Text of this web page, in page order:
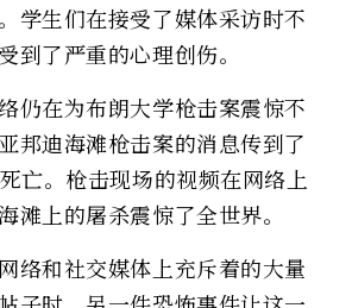
学生们在接受了媒体采访时不
到了严重的心理创伤。
仍在为布朗大学枪击案震惊不
邦迪海滩枪击案的消息传到了
亡。枪击现场的视频在网络上
滩上的屠杀震惊了全世界。
络和社交媒体上充斥着的大量